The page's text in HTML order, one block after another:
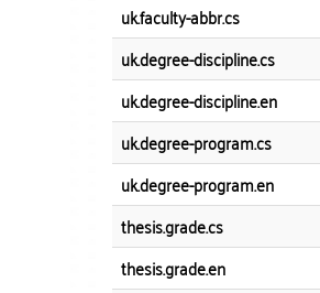
uk.faculty-abbr.cs
uk.degree-discipline.cs
uk.degree-discipline.en
uk.degree-program.cs
uk.degree-program.en
thesis.grade.cs
thesis.grade.en